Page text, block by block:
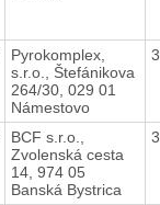
Pyrokomplex,
s.r.o., Štefánikova
264/30, 029 01
Námestovo
BCF s.r.o.,
Zvolenská cesta
14, 974 05
Banská Bystrica